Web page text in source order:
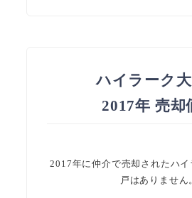
ハイラーク
2017年 売却
2017年に仲介で売却されたハ
戸はありません